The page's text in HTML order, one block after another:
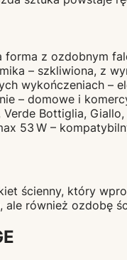
forma z ozdobnym
– szkliwiona, z
wykończeniach –
– domowe i
Bottiglia,
53 W –
ścienny, który
ale również ozdobę